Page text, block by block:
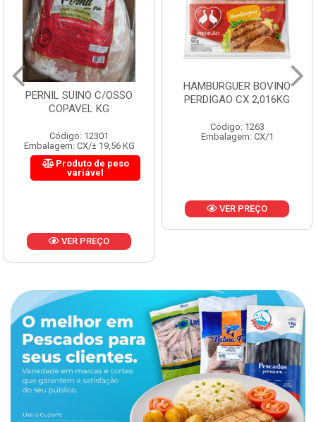
KG
HAMBURGUER BOVINO
PERDIGAO CX 2,016KG
Embalagem: CX/1
MORTADELA
CX 4X3KG
Código: 1288
Embalagem:
VER